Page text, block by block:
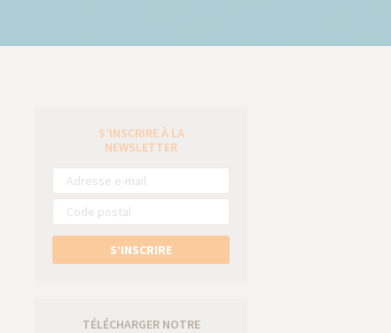
S’INSCRIRE À LA
NEWSLETTER
S’INSCRIRE
TÉLÉCHARGER NOTRE